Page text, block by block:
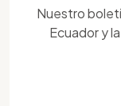
Nuestro
Ecuador y